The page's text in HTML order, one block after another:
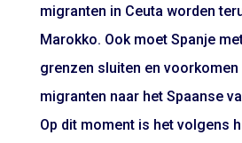
migranten in Ceuta worden
Marokko. Ook moet Spanje
grenzen sluiten en voorkomen
migranten naar het Spaanse
Op dit moment is het volgens